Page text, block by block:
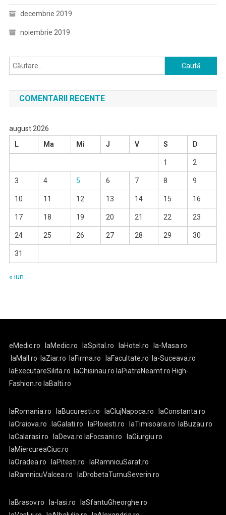
decembrie 2019
noiembrie 2019
Caută
după:
COMENTARII RECENTE
august 2026
L
Ma Mi J V S D
1 2
3 4 5 6 7 8 9
10 11 12 13 14 15 16
17 18 19 20 21 22 23
24 25 26 27 28 29 30
31
« iun.
eMedic.ro laMedic.ro laSpital.ro laHotel.ro
la-Masa.ro
laMall.ro
laZiar.ro laFirma.ro laFacultate.ro
la-Suceava.ro
laExecutareSilita.ro
laChisinau.ro laPiatraNeamt.ro High-
Fashion.ro laBalti.ro
laRomania.ro laBucuresti.ro laClujNapoca.ro
laConstanta.ro
laCraiova.ro
laGalati.ro laPloiesti.ro laTimisoara.ro
laBuzau.ro
laCalarasi.ro
laDeva.ro laFocsani.ro
laGiurgiu.ro
laMiercureaCiuc.ro
laOradea.ro
laPitesti.ro
laRamnicuSarat.ro
laRamnicuValcea.ro
laDrobetaTurnuSeverin.ro
laBrasov.ro la-Iasi.ro
laSfantuGheorghe.ro